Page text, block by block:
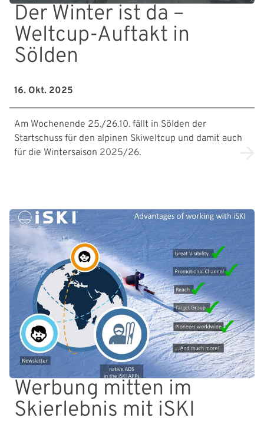
Der Winter ist da –
Weltcup-Auftakt in
Sölden
16. Okt. 2025
Am Wochenende 25./26.10. fällt in Sölden der
Startschuss für den alpinen Skiweltcup und damit auch
für die Wintersaison 2025/26.
Werbung mitten im
Skierlebnis mit iSKI